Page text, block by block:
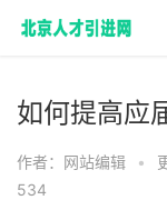
如何提高应
作者：网站编辑 •
534